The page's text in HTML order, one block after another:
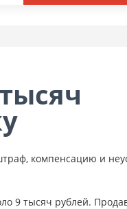
компенсацию и
9 тысяч рублей.